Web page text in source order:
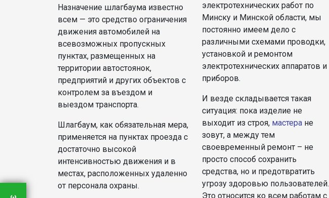
Назначение шлагбаума известно
всем — это средство ограничения
движения автомобилей на
всевозможных пропускных
пунктах, размещенных на
территории автостоянок,
предприятий и других объектов c
контролем за въездом и
выездом транспорта.
Шлагбаум, как обязательная мера,
применяется на пунктах проезда с
достаточно высокой
интенсивностью движения и в
местах, расположенных удаленно
от персонала охраны.
электротехнических работ по
Минску и Минской области, мы
постоянно имеем дело с
различными схемами проводки,
установкой и ремонтом
электротехнических аппаратов и
приборов.
И везде складывается такая
ситуация: пока изделие не
выходит из строя, мастера не
зовут, а между тем
своевременный ремонт – не
просто способ сохранить
средства, но и предотвратить
угрозу здоровью пользователей.
Это относится ко всем работам с